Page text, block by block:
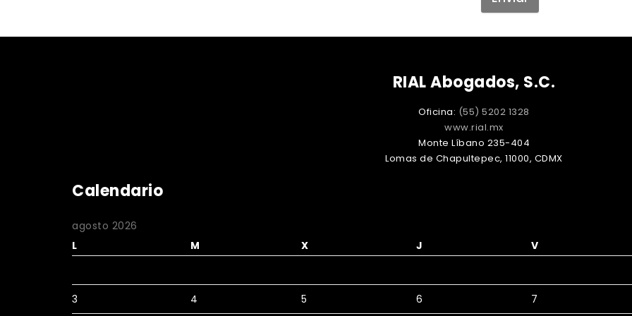
RIAL Abogados, S.C.
Oficina: (55) 5202 1328
www.rial.mx
Monte Líbano 235-404
Lomas de Chapultepec, 11000, CDMX
Calendario
agosto 2026
L
M X J V
3 4 5 6 7